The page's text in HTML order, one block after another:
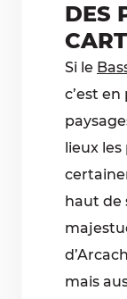
DES
Si le
c’est
lieux les
haut de
mais